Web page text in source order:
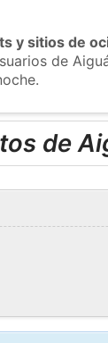
y sitios de
de
de